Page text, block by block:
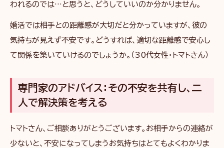
われるのでは…と思うと、どうしていいのか分かりません。
婚活では相手との距離感が大切だと分かっていますが、彼の
気持ちが見えず不安です。どうすれば、適切な距離感で安心し
て関係を築いていけるのでしょうか。（30代女性・トマトさん）
専門家のアドバイス：その不安を共有し、二
人で解決策を考える
トマトさん、ご相談ありがとうございます。お相手からの連絡が
少ないと、不安になってしまうお気持ちはとてもよくわかりま